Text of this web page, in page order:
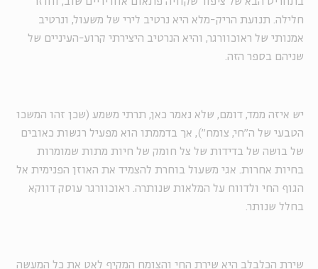
חלילה. תנועת הריק-מלא היא נרטיב לירי של משעול, ונרטיב
אמנותי של ראוכוורגר, והיא הנרטיב היצירתי קרוע-העיניים של
שניהם בספר הזה.
יש איזה ממד, דומם, שלא נאמר כאן, תרתי משמע (שכן זהו המשכו
הטבעי של ה"חי, צומח”), אך בדממתו הוא מפעיל רגשות כאובים
של בושה של בדידות של צל חומק של חיות מתות שמומרות
בחיות אחרות. אגי משעול בוחרת להצמיד את האוזן הפנימית אל
הגוף החי ולדווח על המלאות שנותרה. ראוכוורגר עוסק דווקא
בחלל שנותר.
שירת הכלבלב היא שירת החי והצומח המקיף לאט את כל המעשה